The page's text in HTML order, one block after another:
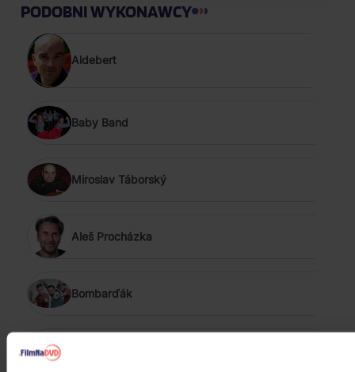
PODOBNI WYKONAWCY
Aldebert
Baby Band
Miroslav Táborský
Aleš Procházka
Bombarďák